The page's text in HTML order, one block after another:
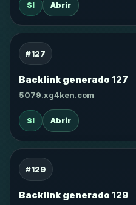
SI Abrir
#127
Backlink generado 127
5079.xg4ken.com
SI Abrir
#129
Backlink generado 129